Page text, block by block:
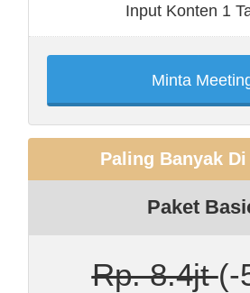
Input Konten 1
Minta
Paling Banyak Di
Paket
Rp. 8.4jt(-